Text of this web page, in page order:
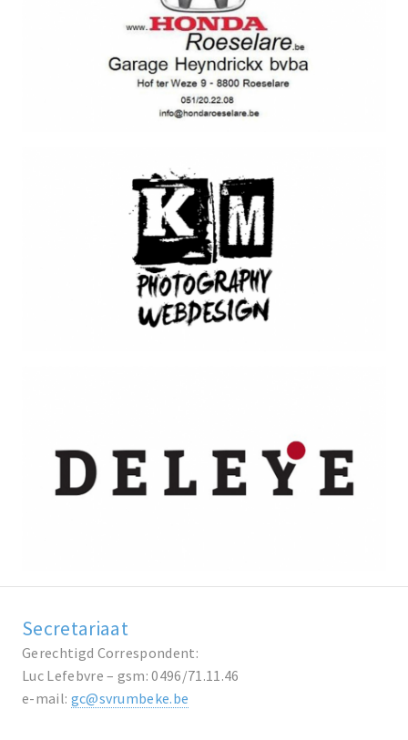
Secretariaat
Gerechtigd Correspondent:
Luc Lefebvre – gsm: 0496/71.11.46
e-mail: gc@svrumbeke.be